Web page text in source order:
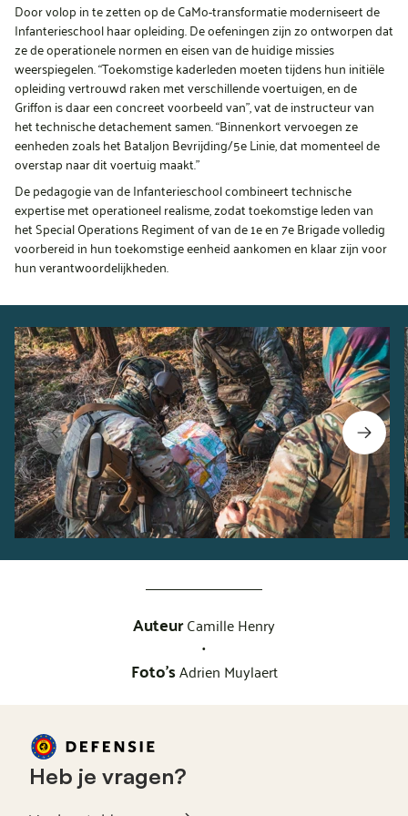
Door volop in te zetten op de CaMo-transformatie moderniseert de
Infanterieschool haar opleiding. De oefeningen zijn zo ontworpen dat
ze de operationele normen en eisen van de huidige missies
weerspiegelen. “Toekomstige kaderleden moeten tijdens hun initiële
opleiding vertrouwd raken met verschillende voertuigen, en de
Griffon is daar een concreet voorbeeld van”, vat de instructeur van
het technische detachement samen. “Binnenkort vervoegen ze
eenheden zoals het Bataljon Bevrijding/5e Linie, dat momenteel de
overstap naar dit voertuig maakt.”
De pedagogie van de Infanterieschool combineert technische
expertise met operationeel realisme, zodat toekomstige leden van
het Special Operations Regiment of van de 1e en 7e Brigade volledig
voorbereid in hun toekomstige eenheid aankomen en klaar zijn voor
hun verantwoordelijkheden.
AuteurCamille Henry
•
Foto'sAdrien Muylaert
Heb je vragen?